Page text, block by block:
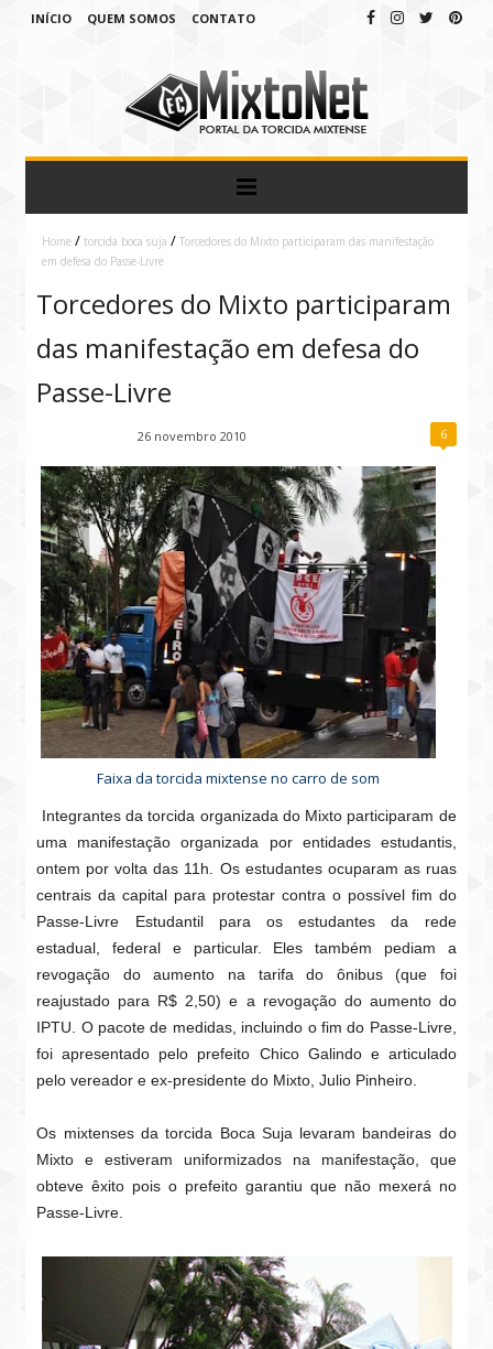
INÍCIO QUEM SOMOS CONTATO
Home / torcida boca suja / Torcedores do Mixto participaram das manifestação
em defesa do Passe-Livre
Torcedores do Mixto participaram
das manifestação em defesa do
Passe-Livre
26 novembro 2010 6
Faixa da torcida mixtense no carro de som
Integrantes da torcida organizada do Mixto participaram de
uma manifestação organizada por entidades estudantis,
ontem por volta das 11h. Os estudantes ocuparam as ruas
centrais da capital para protestar contra o possível fim do
Passe-Livre Estudantil para os estudantes da rede
estadual, federal e particular. Eles também pediam a
revogação do aumento na tarifa do ônibus (que foi
reajustado para R$ 2,50) e a revogação do aumento do
IPTU. O pacote de medidas, incluindo o fim do Passe-Livre,
foi apresentado pelo prefeito Chico Galindo e articulado
pelo vereador e ex-presidente do Mixto, Julio Pinheiro.
Os mixtenses da torcida Boca Suja levaram bandeiras do
Mixto e estiveram uniformizados na manifestação, que
obteve êxito pois o prefeito garantiu que não mexerá no
Passe-Livre.